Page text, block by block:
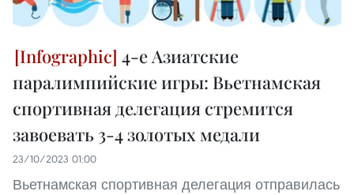
4-е Азиатские
паралимпийские игры: Вьетнамская
спортивная делегация стремится
завоевать 3-4 золотых медали
23/10/2023 01:00
Вьетнамская спортивная делегация отправилась